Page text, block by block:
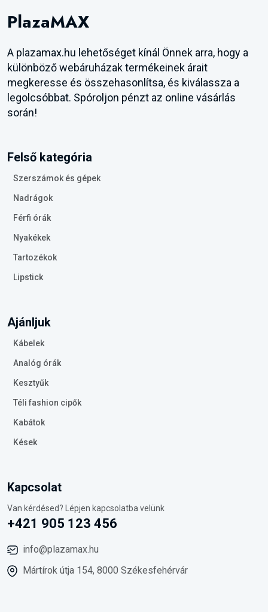
PlazaMAX
A plazamax.hu lehetőséget kínál Önnek arra, hogy a
különböző webáruházak termékeinek árait
megkeresse és összehasonlítsa, és kiválassza a
legolcsóbbat. Spóroljon pénzt az online vásárlás
során!
Felső kategória
Szerszámok és gépek
Nadrágok
Férfi órák
Nyakékek
Tartozékok
Lipstick
Ajánljuk
Kábelek
Analóg órák
Kesztyűk
Téli fashion cipők
Kabátok
Kések
Kapcsolat
Van kérdésed? Lépjen kapcsolatba velünk
+421 905 123 456
info@plazamax.hu
Mártírok útja 154, 8000 Székesfehérvár